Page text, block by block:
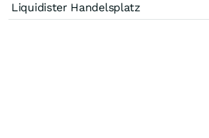
Liquidister Handelsplatz